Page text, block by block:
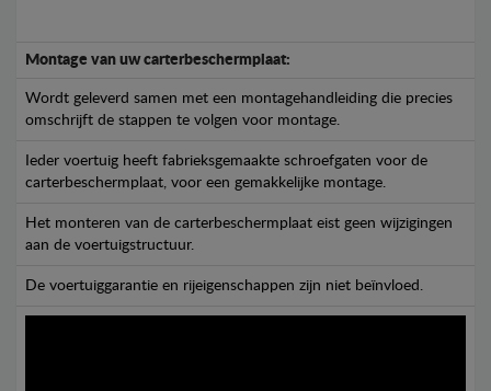
Montage van uw carterbeschermplaat:
Wordt geleverd samen met een montagehandleiding die precies
omschrijft de stappen te volgen voor montage.
Ieder voertuig heeft fabrieksgemaakte schroefgaten voor de
carterbeschermplaat, voor een gemakkelijke montage.
Het monteren van de carterbeschermplaat eist geen wijzigingen
aan de voertuigstructuur.
De voertuiggarantie en rijeigenschappen zijn niet beïnvloed.